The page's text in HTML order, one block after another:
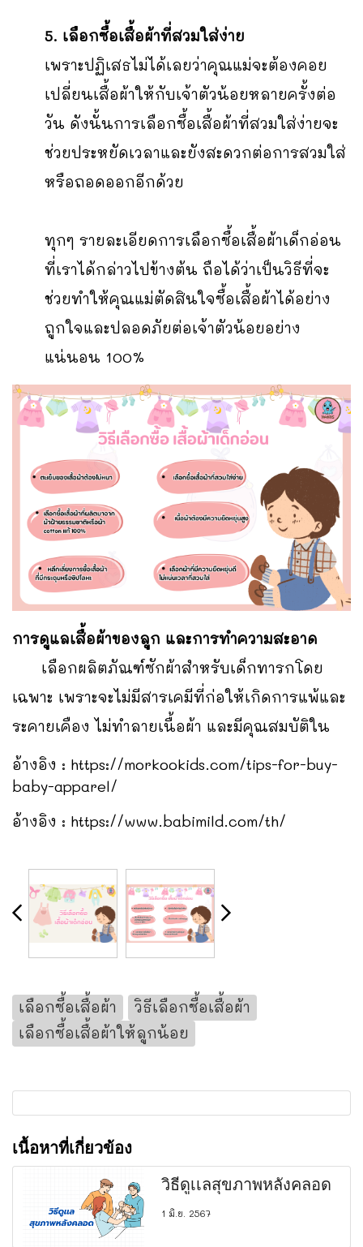
5. เลือกซื้อเสื้อผ้าที่สวมใส่ง่าย
เพราะปฏิเสธไม่ได้เลยว่าคุณแม่จะต้องคอย
เปลี่ยนเสื้อผ้าให้กับเจ้าตัวน้อยหลายครั้งต่อ
วัน ดังนั้นการเลือกซื้อเสื้อผ้าที่สวมใส่ง่ายจะ
ช่วยประหยัดเวลาและยังสะดวกต่อการสวมใส่
หรือถอดออกอีกด้วย
ทุกๆ รายละเอียดการเลือกซื้อเสื้อผ้าเด็กอ่อน
ที่เราได้กล่าวไปข้างต้น ถือได้ว่าเป็นวิธีที่จะ
ช่วยทำให้คุณแม่ตัดสินใจซื้อเสื้อผ้าได้อย่าง
ถูกใจและปลอดภัยต่อเจ้าตัวน้อยอย่าง
แน่นอน 100%
การดูแลเสื้อผ้าของลูก และการทำความสะอาด
เลือกผลิตภัณฑ์ซักผ้าสำหรับเด็กทารกโดย
เฉพาะ เพราะจะไม่มีสารเคมีที่ก่อให้เกิดการแพ้และ
ระคายเคือง ไม่ทำลายเนื้อผ้า และมีคุณสมบัติใน
อ้างอิง : https://morkookids.com/tips-for-buy-
baby-apparel/
อ้างอิง : https://www.babimild.com/th/
เลือกซื้อเสื้อผ้า
วิธีเลือกซื้อเสื้อผ้า
เลือกซื้อเสื้อผ้าให้ลูกน้อย
เนื้อหาที่เกี่ยวข้อง
วิธีดูเเลสุขภาพหลังคลอด
1 มิ.ย. 2567